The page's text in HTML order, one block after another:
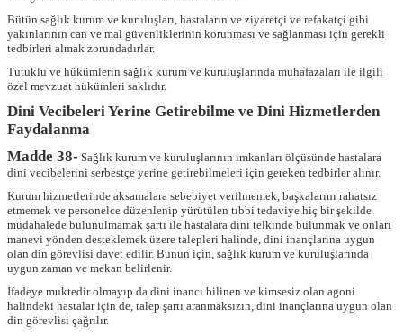
Bütün sağlık kurum ve kuruluşları, hastaların ve ziyaretçi ve refakatçi gibi
yakınlarının can ve mal güvenliklerinin korunması ve sağlanması için gerekli
tedbirleri almak zorundadırlar.
Tutuklu ve hükümlerin sağlık kurum ve kuruluşlarında muhafazaları ile ilgili
özel mevzuat hükümleri saklıdır.
Dini Vecibeleri Yerine Getirebilme ve Dini Hizmetlerden
Faydalanma
Madde 38- Sağlık kurum ve kuruluşlarının imkanları ölçüsünde hastalara
dini vecibelerini serbestçe yerine getirebilmeleri için gereken tedbirler alınır.
Kurum hizmetlerinde aksamalara sebebiyet verilmemek, başkalarını rahatsız
etmemek ve personelce düzenlenip yürütülen tıbbi tedaviye hiç bir şekilde
müdahalede bulunulmamak şartı ile hastalara dini telkinde bulunmak ve onları
manevi yönden desteklemek üzere talepleri halinde, dini inançlarına uygun
olan din görevlisi davet edilir. Bunun için, sağlık kurum ve kuruluşlarında
uygun zaman ve mekan belirlenir.
İfadeye muktedir olmayıp da dini inancı bilinen ve kimsesiz olan agoni
halindeki hastalar için de, talep şartı aranmaksızın, dini inançlarına uygun olan
din görevlisi çağrılır.